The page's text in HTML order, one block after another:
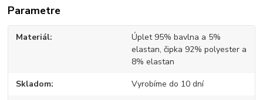
Parametre
Materiál
Úplet 95% bavlna a 5%
elastan, čipka 92% polyester a
8% elastan
Skladom Vyrobíme do 10 dní